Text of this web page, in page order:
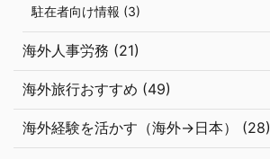
駐在者向け情報 (3)
海外人事労務 (21)
海外旅行おすすめ (49)
海外経験を活かす（海外→日本） (28)